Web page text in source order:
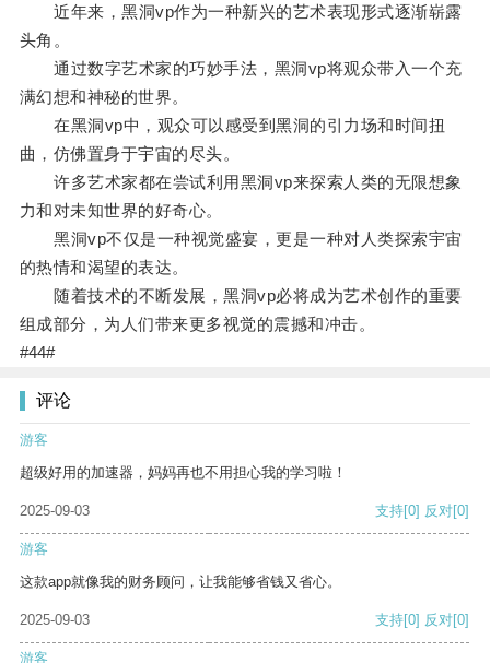
近年来，黑洞vp作为一种新兴的艺术表现形式逐渐崭露
头角。
通过数字艺术家的巧妙手法，黑洞vp将观众带入一个充
满幻想和神秘的世界。
在黑洞vp中，观众可以感受到黑洞的引力场和时间扭
曲，仿佛置身于宇宙的尽头。
许多艺术家都在尝试利用黑洞vp来探索人类的无限想象
力和对未知世界的好奇心。
黑洞vp不仅是一种视觉盛宴，更是一种对人类探索宇宙
的热情和渴望的表达。
随着技术的不断发展，黑洞vp必将成为艺术创作的重要
组成部分，为人们带来更多视觉的震撼和冲击。
#44#
评论
游客
超级好用的加速器，妈妈再也不用担心我的学习啦！
2025-09-03 支持[0] 反对[0]
游客
这款app就像我的财务顾问，让我能够省钱又省心。
2025-09-03 支持[0] 反对[0]
游客